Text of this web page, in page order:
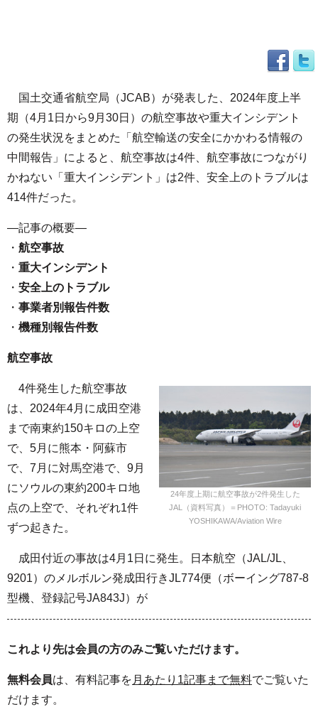
国土交通省航空局（JCAB）が発表した、2024年度上半
期（4月1日から9月30日）の航空事故や重大インシデント
の発生状況をまとめた「航空輸送の安全にかかわる情報の
中間報告」によると、航空事故は4件、航空事故につながり
かねない「重大インシデント」は2件、安全上のトラブルは
414件だった。
—記事の概要—
・ 航空事故
・ 重大インシデント
・ 安全上のトラブル
・ 事業者別報告件数
・ 機種別報告件数
航空事故
24年度上期に航空事故が2件発生した
JAL（資料写真）＝PHOTO: Tadayuki
YOSHIKAWA/Aviation Wire
4件発生した航空事故
は、2024年4月に成田空港
まで南東約150キロの上空
で、5月に熊本・阿蘇市
で、7月に対馬空港で、9月
にソウルの東約200キロ地
点の上空で、それぞれ1件
ずつ起きた。
成田付近の事故は4月1日に発生。日本航空（JAL/JL、
9201）のメルボルン発成田行きJL774便（ボーイング787-8
型機、登録記号JA843J）が
これより先は会員の方のみご覧いただけます。
無料会員は、有料記事を 月あたり1記事まで無料でご覧いた
だけます。